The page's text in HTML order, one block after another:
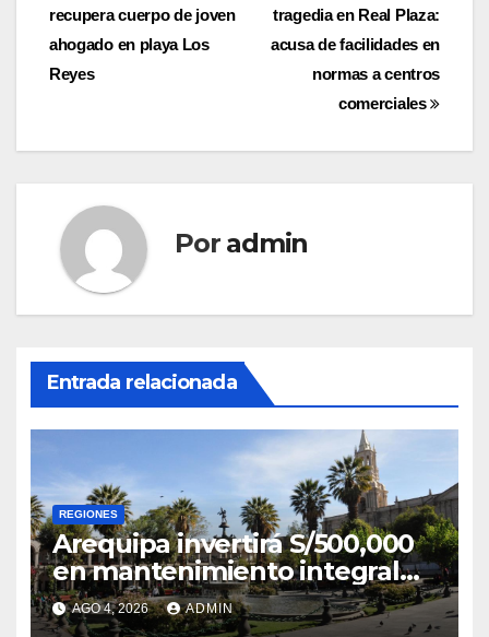
entradas
tragedia en Real Plaza:
acusa de facilidades en
normas a centros
comerciales
recupera cuerpo de joven
ahogado en playa Los
Reyes
Por admin
Entrada relacionada
REGIONES
Arequipa invertirá S/500,000
en mantenimiento integral
de la Plaza de Armas
AGO 4, 2026 ADMIN